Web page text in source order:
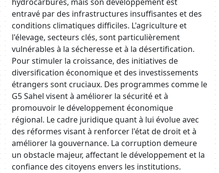
entravé par des infrastructures insuffisantes et des
conditions climatiques difficiles. L'agriculture et
l'élevage, secteurs clés, sont particulièrement
vulnérables à la sécheresse et à la désertification.
Pour stimuler la croissance, des initiatives de
diversification économique et des investissements
étrangers sont cruciaux. Des programmes comme le
G5 Sahel visent à améliorer la sécurité et à
promouvoir le développement économique
régional. Le cadre juridique quant à lui évolue avec
des réformes visant à renforcer l'état de droit et à
améliorer la gouvernance. La corruption demeure
un obstacle majeur, affectant le développement et la
confiance des citoyens envers les institutions.